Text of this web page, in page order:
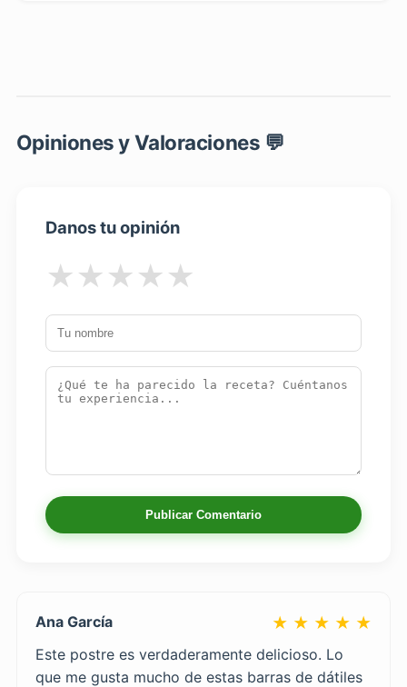
Opiniones y Valoraciones 💬
Danos tu opinión
★
★
★
★
★
Publicar Comentario
Ana García ★ ★ ★ ★ ★
Este postre es verdaderamente delicioso. Lo
que me gusta mucho de estas barras de dátiles